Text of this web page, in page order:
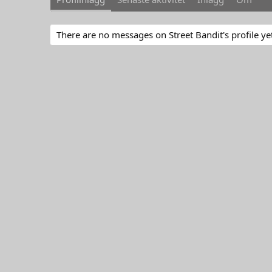
There are no messages on Street Bandit's profile